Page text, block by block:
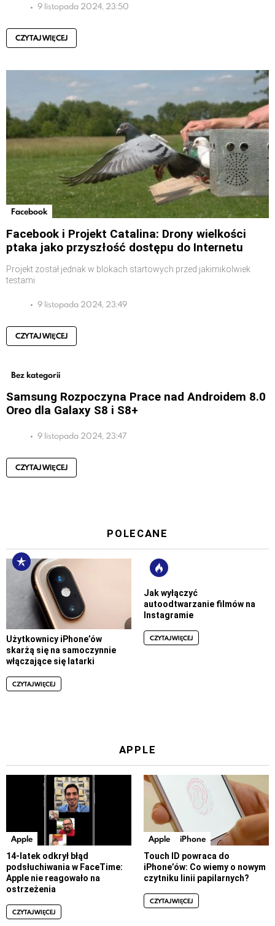
9 listopada 2024, 23:50
CZYTAJ WIĘCEJ
Facebook
Facebook i Projekt Catalina: Drony wielkości
ptaka jako przyszłość dostępu do Internetu
Projekt został jednak w blokach startowych przed jakimikolwiek
testami
9 listopada 2024, 23:49
CZYTAJ WIĘCEJ
Bez kategorii
Samsung Rozpoczyna Prace nad Androidem 8.0
Oreo dla Galaxy S8 i S8+
9 listopada 2024, 23:47
CZYTAJ WIĘCEJ
POLECANE
Użytkownicy iPhone’ów
skarżą się na samoczynnie
włączające się latarki
CZYTAJ WIĘCEJ
Jak wyłączyć
autoodtwarzanie filmów na
Instagramie
CZYTAJ WIĘCEJ
APPLE
Apple
14-latek odkrył błąd
podsłuchiwania w FaceTime:
Apple nie reagowało na
ostrzeżenia
CZYTAJ WIĘCEJ
Apple iPhone
Touch ID powraca do
iPhone’ów: Co wiemy o nowym
czytniku linii papilarnych?
CZYTAJ WIĘCEJ